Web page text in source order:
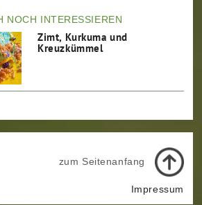
NOCH INTERESSIEREN
Zimt, Kurkuma und
Kreuzkümmel
zum Seitenanfang
Impressum